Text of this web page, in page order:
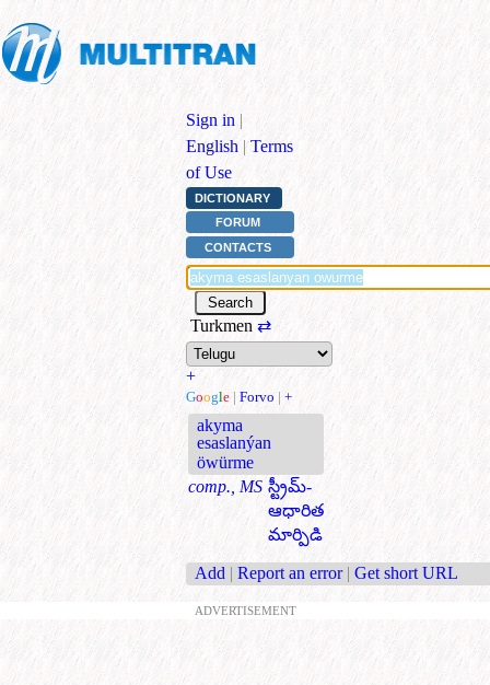
Sign in |
English | Terms
of Use
DICTIONARY
FORUM
CONTACTS
Turkmen ⇄
+
Google | Forvo | +
akyma
esaslanýan
öwürme
comp., MS స్ట్రీమ్-
ఆధారిత
మార్పిడి
Add | Report an error | Get short URL
ADVERTISEMENT